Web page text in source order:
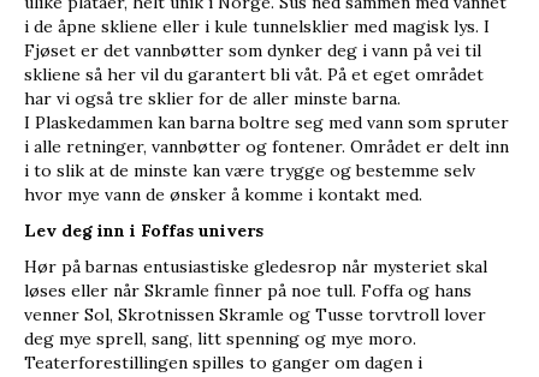
i de åpne skliene eller i kule tunnelsklier med magisk lys. I
Fjøset er det vannbøtter som dynker deg i vann på vei til
skliene så her vil du garantert bli våt. På et eget området
har vi også tre sklier for de aller minste barna.
I Plaskedammen kan barna boltre seg med vann som spruter
i alle retninger, vannbøtter og fontener. Området er delt inn
i to slik at de minste kan være trygge og bestemme selv
hvor mye vann de ønsker å komme i kontakt med.
Lev deg inn i Foffas univers
Hør på barnas entusiastiske gledesrop når mysteriet skal
løses eller når Skramle finner på noe tull. Foffa og hans
venner Sol, Skrotnissen Skramle og Tusse torvtroll lover
deg mye sprell, sang, litt spenning og mye moro.
Teaterforestillingen spilles to ganger om dagen i